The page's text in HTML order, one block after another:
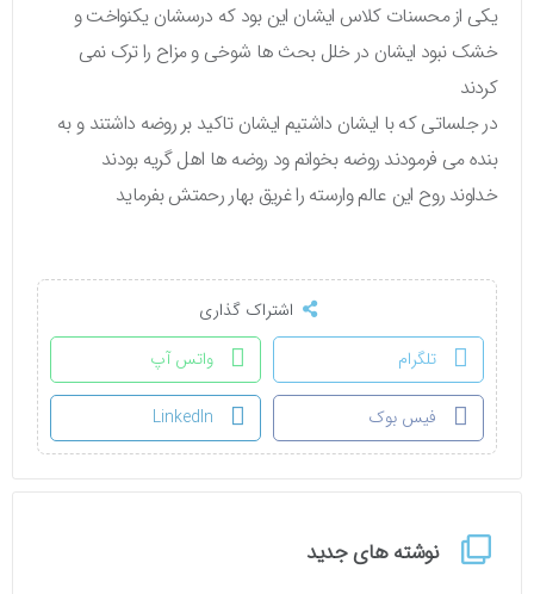
نوشته های جدید
یکی از محسنات کلاس ایشان این بود که درسشان یکنواخت و
خشک نبود ایشان در خلل بحث ها شوخی و مزاح را ترک نمی
کردند
در جلساتی که با ایشان داشتیم ایشان تاکید بر روضه داشتند و به
بنده می فرمودند روضه بخوانم ود روضه ها اهل گریه بودند
خداوند روح این عالم وارسته را غریق بهار رحمتش بفرماید
اشتراک گذاری
تلگرام
واتس آپ
فیس بوک LinkedIn